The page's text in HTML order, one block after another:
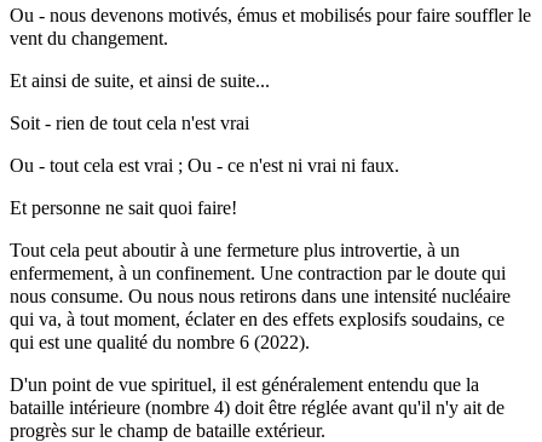
Ou - nous devenons motivés, émus et mobilisés pour faire souffler le
vent du changement.
Et ainsi de suite, et ainsi de suite...
Soit - rien de tout cela n'est vrai
Ou - tout cela est vrai ; Ou - ce n'est ni vrai ni faux.
Et personne ne sait quoi faire!
Tout cela peut aboutir à une fermeture plus introvertie, à un
enfermement, à un confinement. Une contraction par le doute qui
nous consume. Ou nous nous retirons dans une intensité nucléaire
qui va, à tout moment, éclater en des effets explosifs soudains, ce
qui est une qualité du nombre 6 (2022).
D'un point de vue spirituel, il est généralement entendu que la
bataille intérieure (nombre 4) doit être réglée avant qu'il n'y ait de
progrès sur le champ de bataille extérieur.